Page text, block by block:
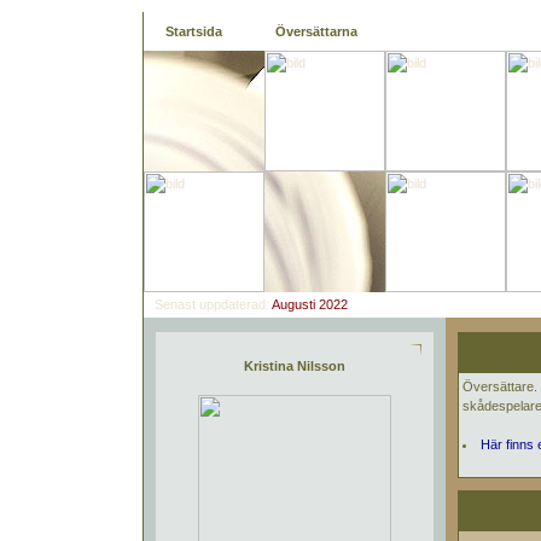
Startsida Översättarna
Senast uppdaterad: Augusti 2022
Kristina Nilsson
Översättare.
Här finns